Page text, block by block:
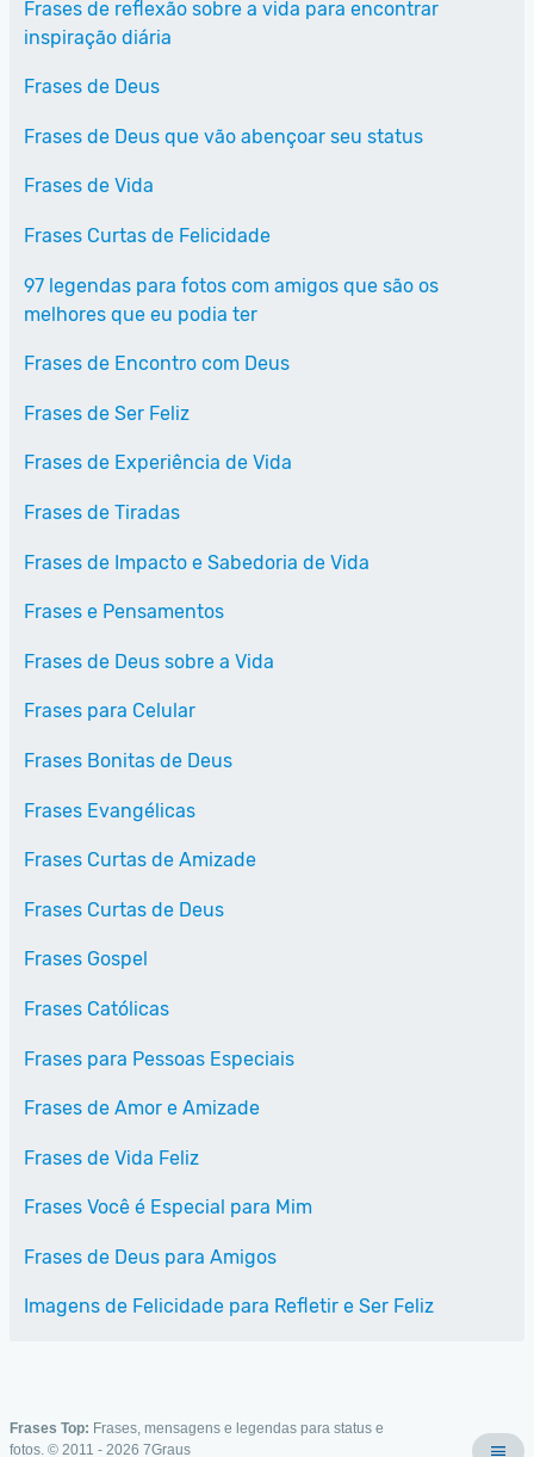
Frases de reflexão sobre a vida para encontrar
inspiração diária
Frases de Deus
Frases de Deus que vão abençoar seu status
Frases de Vida
Frases Curtas de Felicidade
97 legendas para fotos com amigos que são os
melhores que eu podia ter
Frases de Encontro com Deus
Frases de Ser Feliz
Frases de Experiência de Vida
Frases de Tiradas
Frases de Impacto e Sabedoria de Vida
Frases e Pensamentos
Frases de Deus sobre a Vida
Frases para Celular
Frases Bonitas de Deus
Frases Evangélicas
Frases Curtas de Amizade
Frases Curtas de Deus
Frases Gospel
Frases Católicas
Frases para Pessoas Especiais
Frases de Amor e Amizade
Frases de Vida Feliz
Frases Você é Especial para Mim
Frases de Deus para Amigos
Imagens de Felicidade para Refletir e Ser Feliz
Frases Top: Frases, mensagens e legendas para status e
fotos. © 2011 - 2026 7Graus